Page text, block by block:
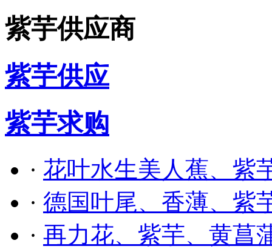
紫芋供应商
紫芋供应
紫芋求购
· 花叶水生美人蕉、紫
· 德国叶尾、香薄、紫
· 再力花、紫芋、黄菖